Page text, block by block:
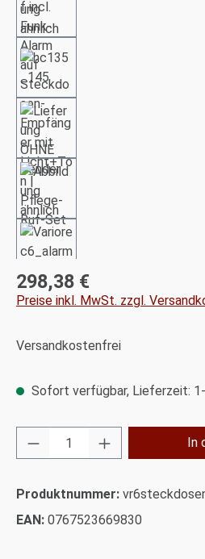
Regulärer Preis:
298,38 €
Preise inkl. MwSt. zzgl.
Versandkostenfrei
Sofort verfügbar, Lieferzeit:
Produkt Anzahl: Gib In
Produktnummer:
EAN: 0767523669830